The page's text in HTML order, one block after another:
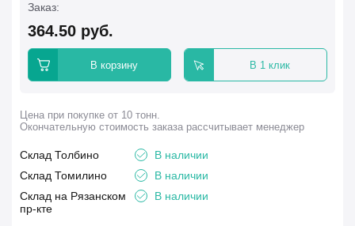
Заказ:
364.50 руб.
В корзину В 1 клик
Цена при покупке от 10 тонн.
Окончательную стоимость заказа рассчитывает менеджер
Склад Толбино
В наличии
Склад Томилино
В наличии
Склад на Рязанском
пр-кте
В наличии